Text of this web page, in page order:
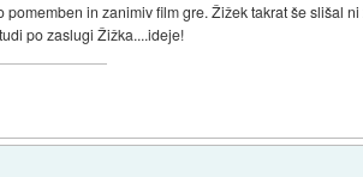
in zanimiv film gre. Žižek takrat še slišal
po zaslugi Žižka....ideje!